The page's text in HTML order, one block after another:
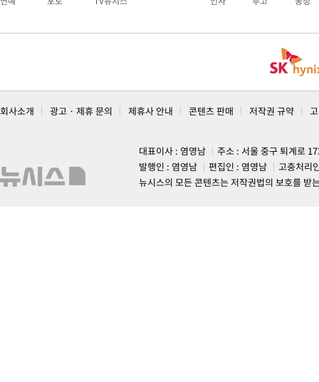
회사소개 광고 · 제휴 문의 제휴사 안내 콘텐츠 판매 저작권 규약
대표이사 : 염영남
주소 : 서울 중구 퇴계로
발행인 : 염영남
편집인 : 염영남
고충처리
뉴시스의 모든 콘텐츠는 저작권법의 보호를